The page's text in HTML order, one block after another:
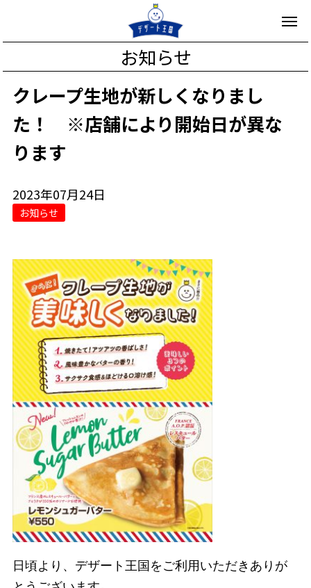
お知らせ
クレープ生地が新しくなりまし
た！ ※店舗により開始日が異な
ります
2023年07月24日
お知らせ
日頃より、デザート王国をご利用いただきありが